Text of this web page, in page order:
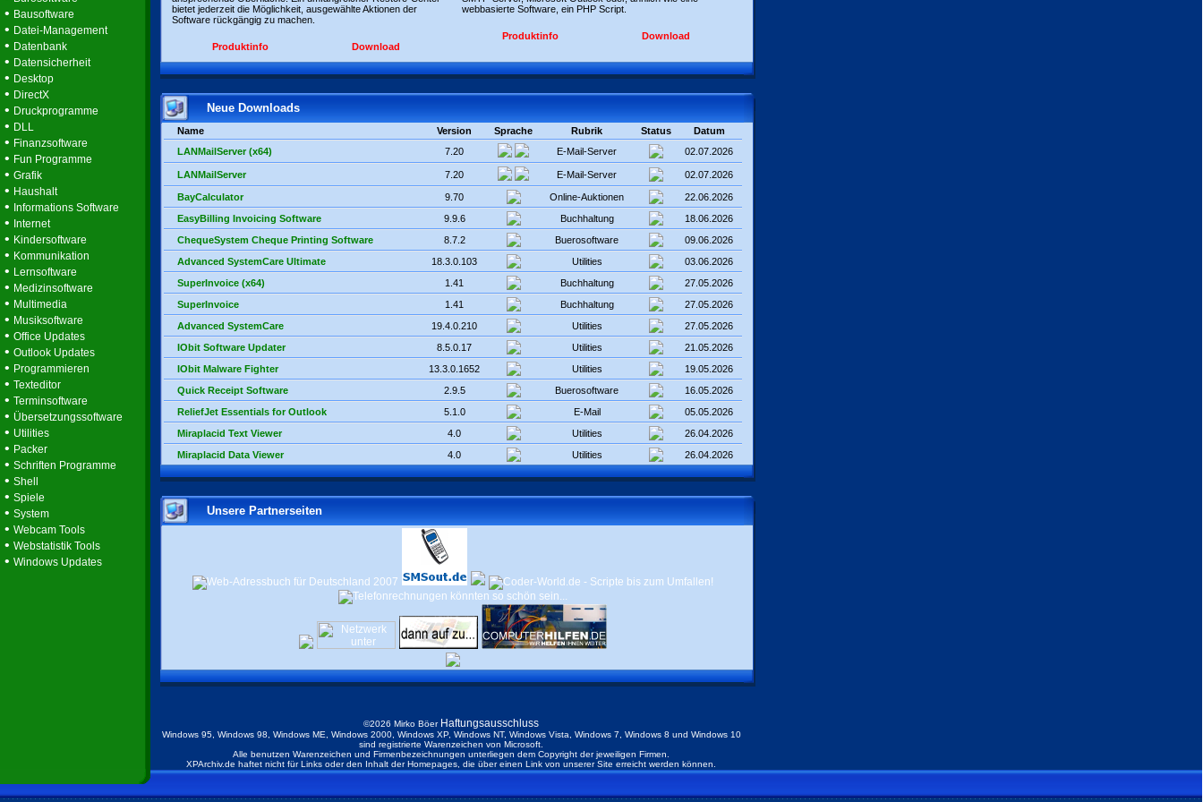
• Bausoftware
• Datei-Management
• Datenbank
• Datensicherheit
• Desktop
• DirectX
• Druckprogramme
• DLL
• Finanzsoftware
• Fun Programme
• Grafik
• Haushalt
• Informations Software
• Internet
• Kindersoftware
• Kommunikation
• Lernsoftware
• Medizinsoftware
• Multimedia
• Musiksoftware
• Office Updates
• Outlook Updates
• Programmieren
• Texteditor
• Terminsoftware
• Übersetzungssoftware
• Utilities
• Packer
• Schriften Programme
• Shell
• Spiele
• System
• Webcam Tools
• Webstatistik Tools
• Windows Updates
bietet jederzeit die Möglichkeit, ausgewählte Aktionen der
Software rückgängig zu machen.
Produktinfo Download
webbasierte Software, ein PHP Script.
Produktinfo Download
Neue Downloads
Name Version Sprache Rubrik Status
Datum
LANMailServer (x64)
7.20 E-Mail-Server 02.07.2026
LANMailServer 7.20 E-Mail-Server 02.07.2026
BayCalculator 9.70 Online-Auktionen
22.06.2026
EasyBilling Invoicing Software
9.9.6 Buchhaltung
18.06.2026
ChequeSystem Cheque Printing Software
8.7.2 Buerosoftware
09.06.2026
Advanced SystemCare Ultimate
18.3.0.103 Utilities
03.06.2026
SuperInvoice (x64)
1.41 Buchhaltung
27.05.2026
SuperInvoice
1.41 Buchhaltung
27.05.2026
Advanced SystemCare
19.4.0.210 Utilities
27.05.2026
IObit Software Updater
8.5.0.17 Utilities
21.05.2026
IObit Malware Fighter
13.3.0.1652 Utilities
19.05.2026
Quick Receipt Software
2.9.5 Buerosoftware
16.05.2026
ReliefJet Essentials for Outlook
5.1.0 E-Mail
05.05.2026
Miraplacid Text Viewer
4.0 Utilities
26.04.2026
Miraplacid Data Viewer
4.0 Utilities 26.04.2026
Unsere Partnerseiten
©2026 Mirko Böer Haftungsausschluss
Windows 95, Windows 98, Windows ME, Windows 2000, Windows XP, Windows NT, Windows Vista, Windows 7, Windows 8 und Windows 10
sind registrierte Warenzeichen von Microsoft.
Alle benutzen Warenzeichen und Firmenbezeichnungen unterliegen dem Copyright der jeweiligen Firmen.
XPArchiv.de haftet nicht für Links oder den Inhalt der Homepages, die über einen Link von unserer Site erreicht werden können.